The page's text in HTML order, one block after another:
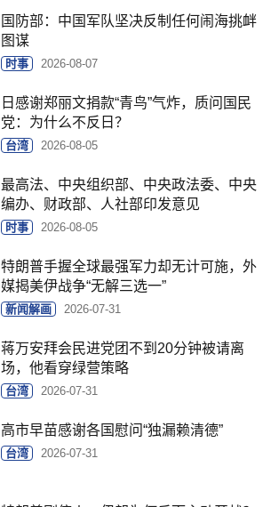
国防部：中国军队坚决反制任何闹海挑衅
图谋
时事 2026-08-07
日感谢郑丽文捐款“青鸟”气炸，质问国民
党：为什么不反日？
台湾 2026-08-05
最高法、中央组织部、中央政法委、中央
编办、财政部、人社部印发意见
时事 2026-08-05
特朗普手握全球最强军力却无计可施，外
媒揭美伊战争“无解三选一”
新闻解画 2026-07-31
蒋万安拜会民进党团不到20分钟被请离
场，他看穿绿营策略
台湾 2026-07-31
高市早苗感谢各国慰问“独漏赖清德”
台湾 2026-07-31